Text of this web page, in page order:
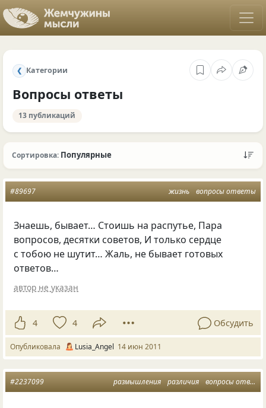
❮ Категории
Вопросы ответы
13 публикаций
Сортировка: Популярные
жизнь вопросы ответы
#89697
Знаешь, бывает… Стоишь на распутье, Пара
вопросов, десятки советов, И только сердце
с тобою не шутит… Жаль, не бывает готовых
ответов…
автор не указан
4 4 Обсудить
Опубликовала Lusia_Angel 14 июн 2011
размышления различия вопросы ответы
#2237099